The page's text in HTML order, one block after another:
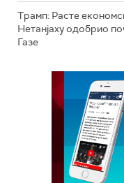
Трамп: Расте
Нетанјаху одобрио
Газе